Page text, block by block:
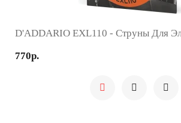
D'ADDARIO EXL110 - Струны Для
770р.